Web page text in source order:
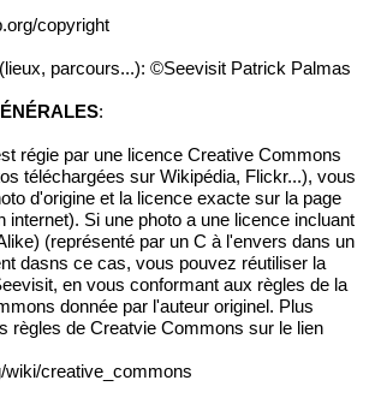
copyright
parcours...): ©Seevisit Patrick Palmas
:
régie par une licence Creative Commons
téléchargées sur Wikipédia, Flickr...), vous
d'origine et la licence exacte sur la page
internet). Si une photo a une licence incluant
(représenté par un C à l'envers dans un
dasns ce cas, vous pouvez réutiliser la
en vous conformant aux règles de la
donnée par l'auteur originel. Plus
règles de Creatvie Commons sur le lien
wiki/creative_commons